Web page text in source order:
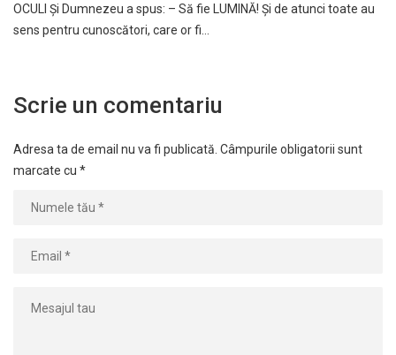
OCULI Şi Dumnezeu a spus: – Să fie LUMINĂ! Şi de atunci toate au
sens pentru cunoscători, care or fi…
Scrie un comentariu
Adresa ta de email nu va fi publicată. Câmpurile obligatorii sunt
marcate cu *